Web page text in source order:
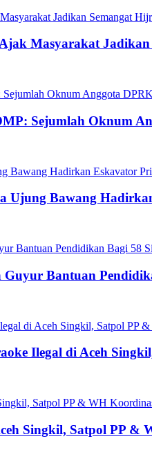
Masyarakat
Sejumlah Oknum
Ujung Bawang
Bantuan
Ilegal di Aceh
Singkil, Satpol PP &